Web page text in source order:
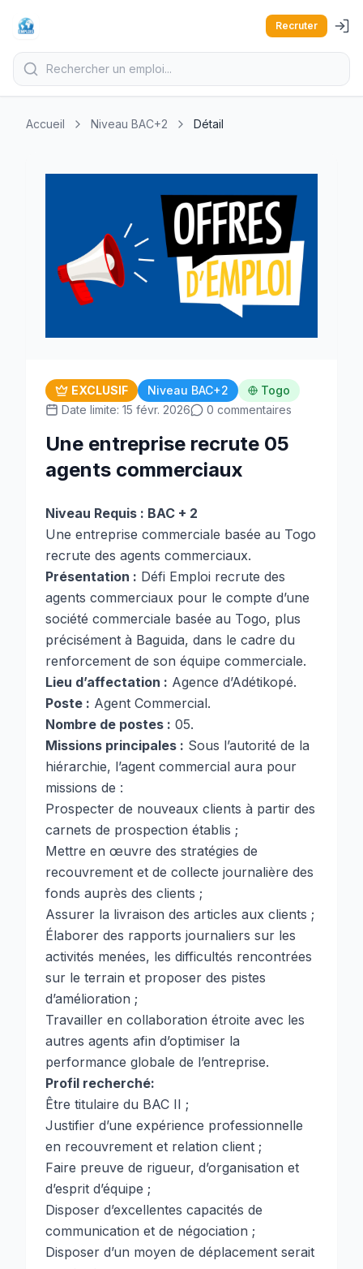
Recruter
Accueil Niveau BAC+2 Détail
EXCLUSIF Niveau BAC+2
Togo
Date limite: 15 févr. 2026
0 commentaires
Une entreprise recrute 05
agents commerciaux
Niveau Requis : BAC + 2
Une entreprise commerciale basée au Togo
recrute des agents commerciaux.
Présentation : Défi Emploi recrute des
agents commerciaux pour le compte d’une
société commerciale basée au Togo, plus
précisément à Baguida, dans le cadre du
renforcement de son équipe commerciale.
Lieu d’affectation : Agence d’Adétikopé.
Poste : Agent Commercial.
Nombre de postes : 05.
Missions principales : Sous l’autorité de la
hiérarchie, l’agent commercial aura pour
missions de :
Prospecter de nouveaux clients à partir des
carnets de prospection établis ;
Mettre en œuvre des stratégies de
recouvrement et de collecte journalière des
fonds auprès des clients ;
Assurer la livraison des articles aux clients ;
Élaborer des rapports journaliers sur les
activités menées, les difficultés rencontrées
sur le terrain et proposer des pistes
d’amélioration ;
Travailler en collaboration étroite avec les
autres agents afin d’optimiser la
performance globale de l’entreprise.
Profil recherché:
Être titulaire du BAC II ;
Justifier d’une expérience professionnelle
en recouvrement et relation client ;
Faire preuve de rigueur, d’organisation et
d’esprit d’équipe ;
Disposer d’excellentes capacités de
communication et de négociation ;
Disposer d’un moyen de déplacement serait